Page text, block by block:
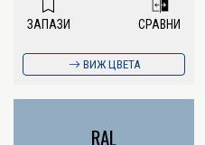
ЗАПАЗИ СРАВНИ
ВИЖ ЦВЕТА
RAL